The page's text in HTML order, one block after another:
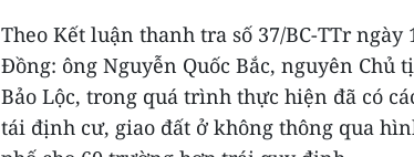
Theo Kết luận thanh tra số 37/BC-TTr
Đồng: ông Nguyễn Quốc Bắc, nguyên Chủ
Bảo Lộc, trong quá trình thực hiện đã có
tái định cư, giao đất ở không thông qua